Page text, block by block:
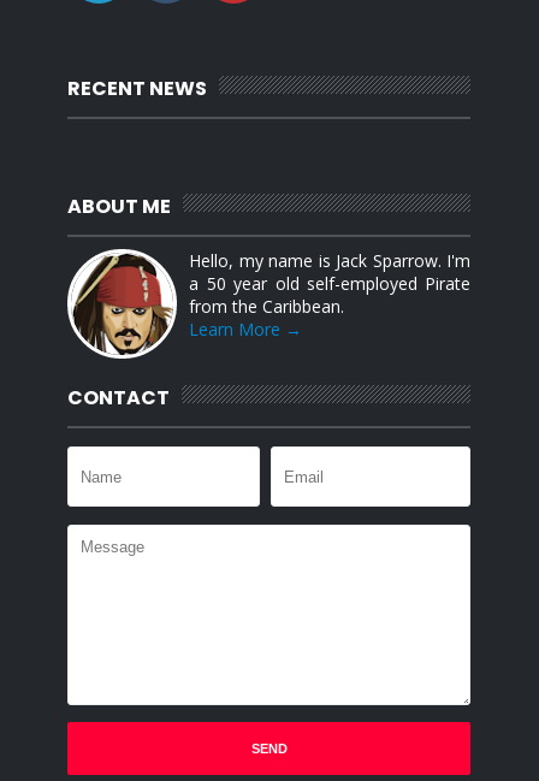
RECENT NEWS
ABOUT ME
Hello, my name is Jack Sparrow. I'm
a 50 year old self-employed Pirate
from the Caribbean.
Learn More →
CONTACT